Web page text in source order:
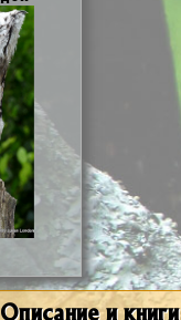
Описание и книги